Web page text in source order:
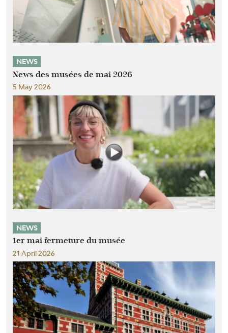
NEWS
News des musées de mai 2026
5 May 2026
NEWS
1er mai fermeture du musée
21 April 2026